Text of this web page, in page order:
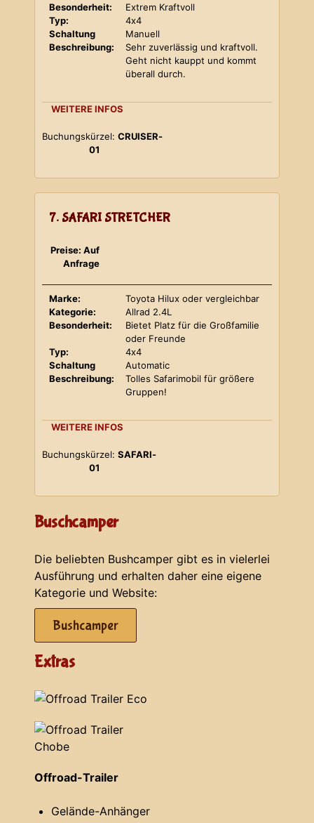
Besonderheit:
Extrem Kraftvoll
Typ:
4x4
Schaltung
Manuell
Beschreibung:
Sehr zuverlässig und kraftvoll.
Geht nicht kauppt und kommt
überall durch.
WEITERE INFOS
Buchungskürzel: CRUISER-
01
7. SAFARI STRETCHER
Preise: Auf
Anfrage
Marke:
Toyota Hilux oder vergleichbar
Kategorie:
Allrad 2.4L
Besonderheit:
Bietet Platz für die Großfamilie
oder Freunde
Typ:
4x4
Schaltung
Automatic
Beschreibung:
Tolles Safarimobil für größere
Gruppen!
WEITERE INFOS
Buchungskürzel: SAFARI-
01
Buschcamper
Die beliebten Bushcamper gibt es in vielerlei
Ausführung und erhalten daher eine eigene
Kategorie und Website:
Bushcamper
Extras
Offroad-Trailer
Gelände-Anhänger